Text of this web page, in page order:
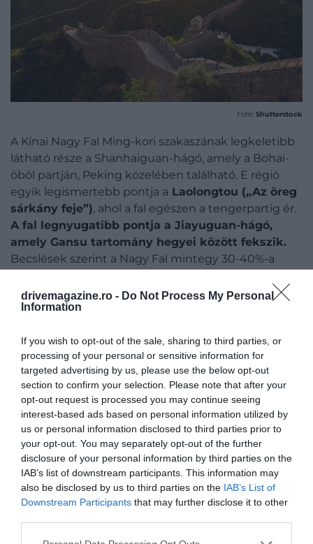
drivemagazine.ro - Do Not Process My Personal
Information
If you wish to opt-out of the sale, sharing to third parties, or
processing of your personal or sensitive information for
targeted advertising by us, please use the below opt-out
section to confirm your selection. Please note that after your
opt-out request is processed you may continue seeing
interest-based ads based on personal information utilized by
us or personal information disclosed to third parties prior to
your opt-out. You may separately opt-out of the further
disclosure of your personal information by third parties on the
IAB’s list of downstream participants. This information may
also be disclosed by us to third parties on the IAB’s List of
Downstream Participants that may further disclose it to other
Please note that this website/app uses one or more Google
Fotó: Shutterstock
A Kínai Nagy Fal Ming-kori szakaszának legkeletibb
látható része a Shanhaiguan-hágó, amely a Bohai-
öböl partján, Peking közelében található. E régió
egyik legismertebb pontja a Laolongtou („Az öreg
sárkány feje”), ahol a fal egészen a tengerpartig ér.
A fal legnyugatibb pontja a Jiayuguan-hágó,
amely Gansu tartomány hegyei között fekszik.
Becslések szerint a Nagy Fal mintegy 30-40%-a
rossz állapotban van. Egyes részeket azonban
helyreállítottak és jól karbantartanak, különösen a
turistalátványosságok.